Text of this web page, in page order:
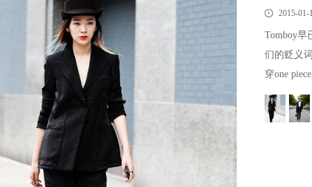
2015-01-
Tomboy早
们的贬义
穿one